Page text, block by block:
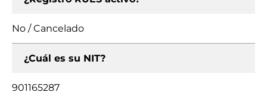
No / Cancelado
¿Cuál es su NIT?
901165287